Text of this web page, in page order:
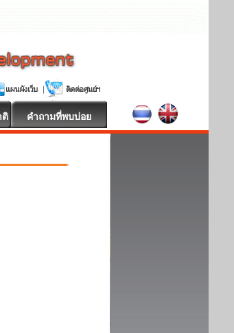
ติ คำถามที่พบบ่อย